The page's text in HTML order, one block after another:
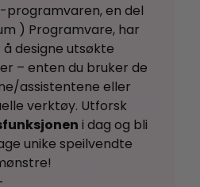
-programvaren, en del
) Programvare, har
designe utsøkte
– enten du bruker de
assistentene eller
verktøy. Utforsk
i dag og bli
unike speilvendte